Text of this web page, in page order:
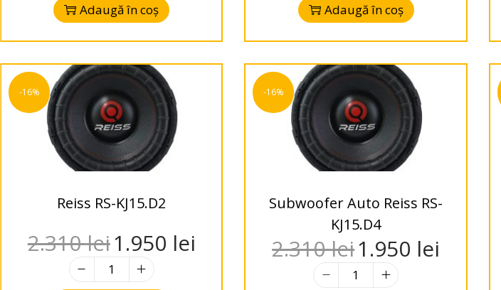
Adaugă în coș Adaugă în coș
-16%
Reiss RS-KJ15.D2
2.310lei1.950 lei
-16%
Subwoofer Auto Reiss RS-
KJ15.D4
2.310lei1.950 lei